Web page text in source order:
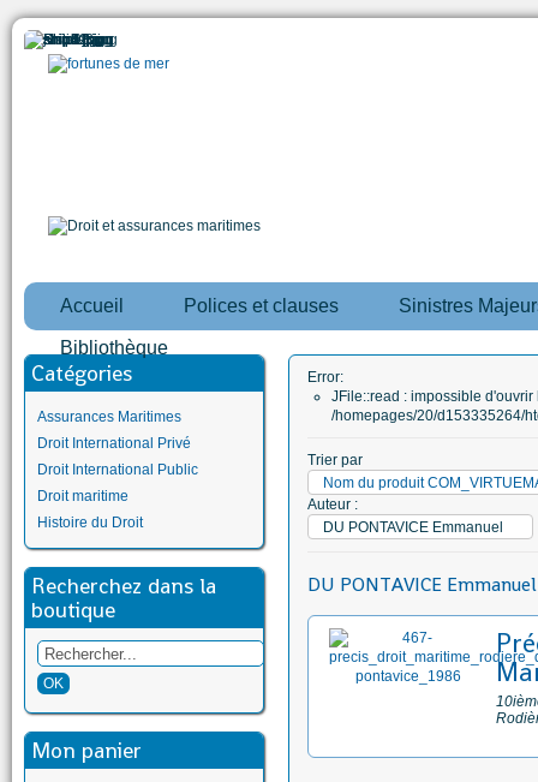
Accueil Polices et clauses Sinistres
Bibliothèque
Catégories
Assurances Maritimes
Droit International Privé
Droit International Public
Droit maritime
Histoire du Droit
Recherchez dans la
boutique
Mon panier
Error:
JFile::read : impossible d'ouvrir
/homepages/20/d153335264/
Trier par
Nom du produit
Auteur :
DU PONTAVICE Emmanuel
DU PONTAVICE Emmanuel